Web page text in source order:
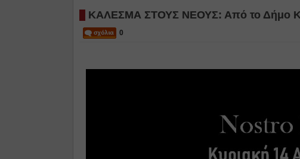
ΚΑΛΕΣΜΑ ΣΤΟΥΣ ΝΕΟΥΣ: Από το Δήμο
0